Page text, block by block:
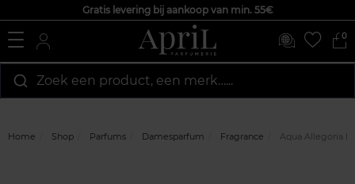
Gratis levering bij aankoop van min. 55€
0
Zoek een product, een merk…...
Home Shop Parfums Damesparfum Fragrance Aqua Allegoria